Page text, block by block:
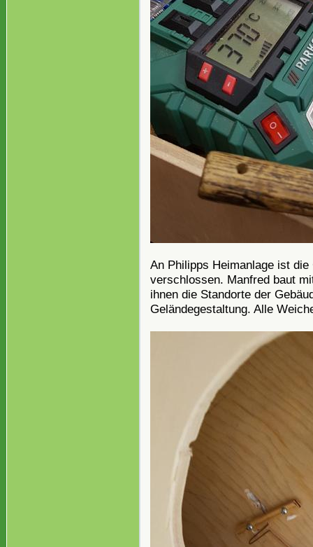
An Philipps Heimanlage ist
verschlossen. Manfred baut
ihnen die Standorte der
Geländegestaltung. Alle